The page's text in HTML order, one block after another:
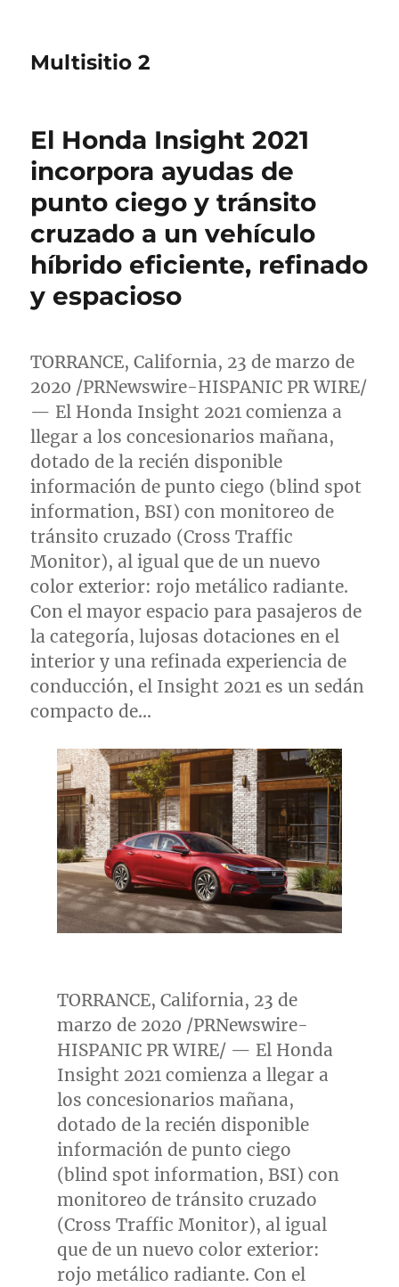
Multisitio 2
El Honda Insight 2021
incorpora ayudas de
punto ciego y tránsito
cruzado a un vehículo
híbrido eficiente, refinado
y espacioso
TORRANCE, California, 23 de marzo de
2020 /PRNewswire-HISPANIC PR WIRE/
— El Honda Insight 2021 comienza a
llegar a los concesionarios mañana,
dotado de la recién disponible
información de punto ciego (blind spot
information, BSI) con monitoreo de
tránsito cruzado (Cross Traffic
Monitor), al igual que de un nuevo
color exterior: rojo metálico radiante.
Con el mayor espacio para pasajeros de
la categoría, lujosas dotaciones en el
interior y una refinada experiencia de
conducción, el Insight 2021 es un sedán
compacto de…
TORRANCE, California, 23 de
marzo de 2020 /PRNewswire-
HISPANIC PR WIRE/ — El Honda
Insight 2021 comienza a llegar a
los concesionarios mañana,
dotado de la recién disponible
información de punto ciego
(blind spot information, BSI) con
monitoreo de tránsito cruzado
(Cross Traffic Monitor), al igual
que de un nuevo color exterior:
rojo metálico radiante. Con el